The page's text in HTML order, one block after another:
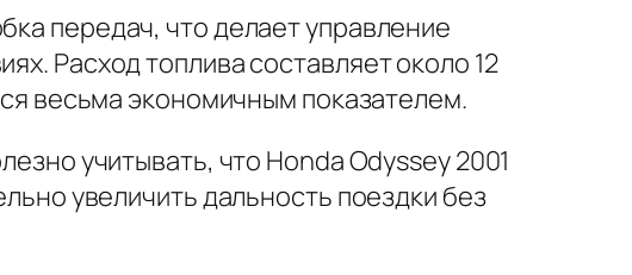
передач, что делает управление
Расход топлива составляет около 12
весьма экономичным показателем.
учитывать, что Honda Odyssey 2001
увеличить дальность поездки без